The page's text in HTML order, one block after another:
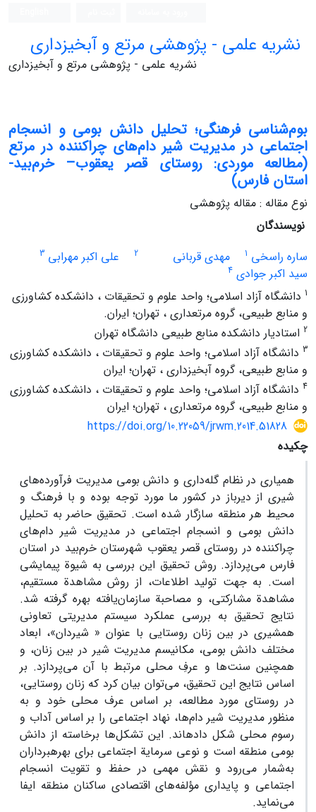
نشریه علمی - پژوهشی مرتع و آبخیزداری
نشریه علمی - پژوهشی مرتع و آبخیزداری
بوم‌شناسی فرهنگی؛ تحلیل دانش بومی و انسجام
اجتماعی در مدیریت شیر دام‌های چراکننده در مرتع
(مطالعه موردی: روستای قصر یعقوب‌– خرم‌بید-
استان فارس)
نوع مقاله : مقاله پژوهشی
نویسندگان
ساره راسخی 1 مهدی قربانی 2 علی اکبر مهرابی 3
سید اکبر جوادی 4
1 دانشگاه آزاد اسلامی؛ واحد علوم و تحقیقات ، دانشکده کشاورزی
و منابع طبیعی، گروه مرتعداری ، تهران؛ ایران.
2 استادیار دانشکده منابع طبیعی دانشگاه تهران
3 دانشگاه آزاد اسلامی؛ واحد علوم و تحقیقات ، دانشکده کشاورزی
و منابع طبیعی، گروه آبخیزداری ، تهران؛ ایران
4 دانشگاه آزاد اسلامی؛ واحد علوم و تحقیقات ، دانشکده کشاورزی
و منابع طبیعی، گروه مرتعداری ، تهران؛ ایران
https://doi.org/10.22059/jrwm.2014.51828
چکیده
همیاری در نظام گله‌داری و دانش بومی مدیریت فرآورده‌های
شیری از دیرباز در کشور ما مورد توجه بوده و با فرهنگ و
محیط هر منطقه سازگار شده است. تحقیق حاضر به تحلیل
دانش بومی و انسجام اجتماعی در مدیریت شیر دام‌های
چراکننده در روستای قصر یعقوب شهرستان خرم‌بید در استان
فارس می‌پردازد. روش تحقیق این بررسی به شیوة پیمایشی
است. به جهت تولید اطلاعات، از روش مشاهدة مستقیم،
مشاهدة مشارکتی، و مصاحبة سازمان‌یافته بهره گرفته شد.
نتایج تحقیق به بررسی عملکرد سیستم مدیریتی تعاونی
همشیری در بین زنان روستایی با عنوان « شیردان»، ابعاد
مختلف دانش بومی، مکانیسم مدیریت شیر در بین زنان، و
همچنین سنت‌ها و عرف‌ِ محلی مرتبط با آن می‌پردازد. بر
اساس نتایج این تحقیق، می‌توان بیان کرد که زنان روستایی،
در روستای مورد مطالعه، بر اساس عرف محلی خود و به
منظور مدیریت شیر دام‌ها، نهاد اجتماعی را بر اساس آداب و
رسوم محلی شکل داده‏اند. این تشکل‌ها برخاسته از دانش
بومی منطقه است و نوعی سرمایة اجتماعی برای بهره‏برداران
به‌شمار می‌رود و نقش مهمی در حفظ و تقویت انسجام
اجتماعی و پایداری مؤلفه‌های اقتصادی ساکنان منطقه ایفا
می‌نماید.